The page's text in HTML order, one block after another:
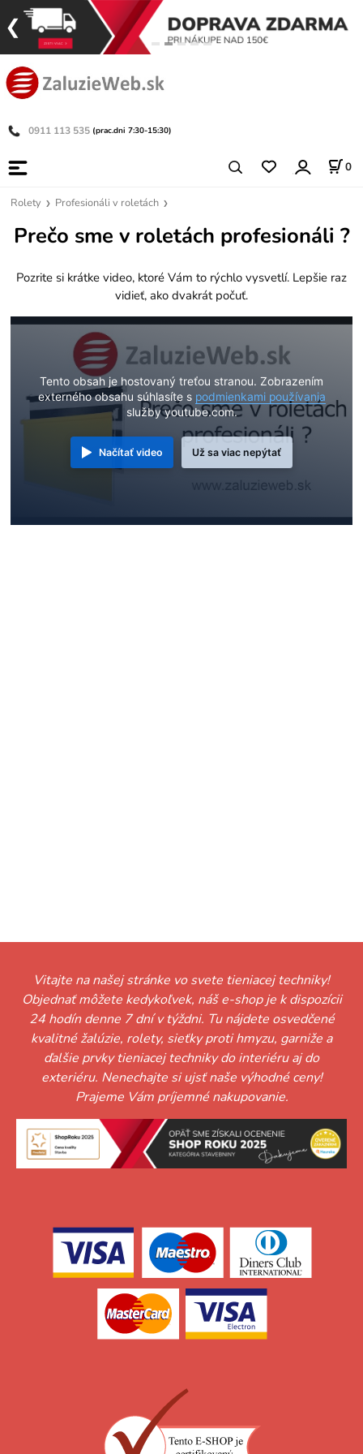
0911 113 535 (prac.dni 7:30-15:30)
0
Rolety Profesionáli v roletách
Prečo sme v roletách profesionáli ?
Pozrite si krátke video, ktoré Vám to rýchlo vysvetlí. Lepšie raz
vidieť, ako dvakrát počuť.
Tento obsah je hostovaný treťou stranou. Zobrazením
externého obsahu súhlasíte s podmienkami používania
služby youtube.com.
Načítať video Už sa viac nepýtať
Vitajte na našej stránke vo svete tieniacej techniky!
Objednať môžete kedykoľvek, náš e-shop je k dispozícii
24 hodín denne 7 dní v týždni. Tu nájdete osvedčené
kvalitné žalúzie, rolety, sieťky proti hmyzu, garniže a
ďalšie prvky tieniacej techniky do interiéru aj do
exteriéru. Nenechajte si ujsť naše výhodné ceny!
Prajeme Vám príjemné nakupovanie.